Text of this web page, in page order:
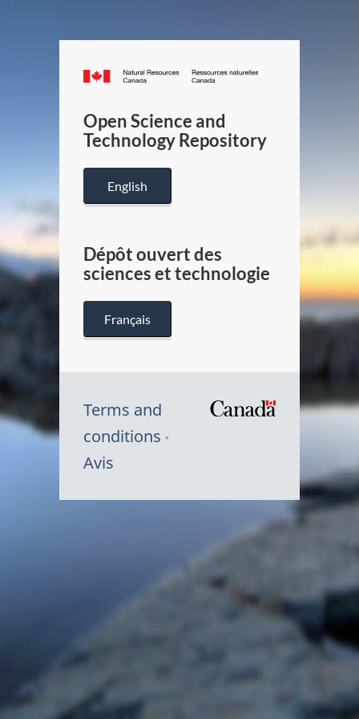
Canada.ca
/
Canada
Open Science and
Technology Repository
English
Dépôt ouvert des
sciences et technologie
Français
Terms and
conditions
Avis
du